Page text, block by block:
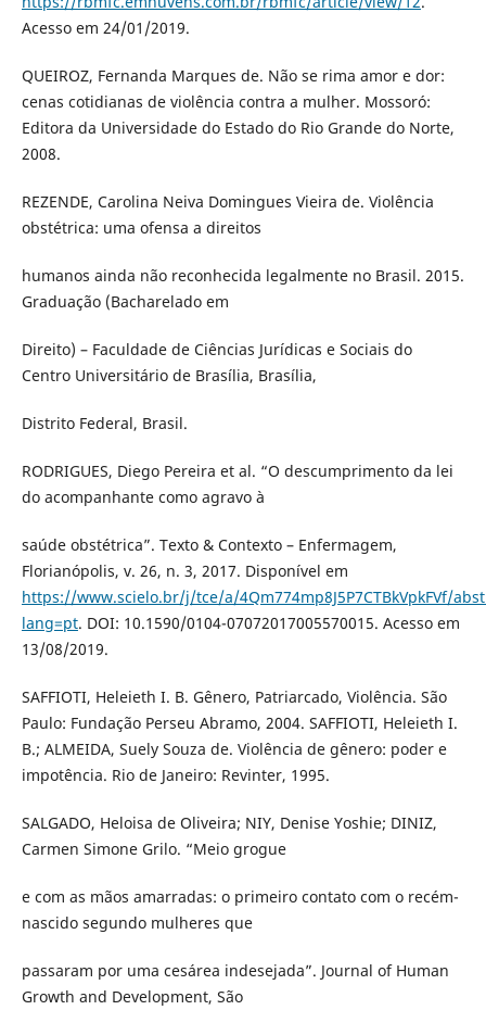
Acesso em 24/01/2019.
QUEIROZ, Fernanda Marques de. Não se rima amor e dor:
cenas cotidianas de violência contra a mulher. Mossoró:
Editora da Universidade do Estado do Rio Grande do Norte,
2008.
REZENDE, Carolina Neiva Domingues Vieira de. Violência
obstétrica: uma ofensa a direitos
humanos ainda não reconhecida legalmente no Brasil. 2015.
Graduação (Bacharelado em
Direito) – Faculdade de Ciências Jurídicas e Sociais do
Centro Universitário de Brasília, Brasília,
Distrito Federal, Brasil.
RODRIGUES, Diego Pereira et al. “O descumprimento da lei
do acompanhante como agravo à
saúde obstétrica”. Texto & Contexto – Enfermagem,
Florianópolis, v. 26, n. 3, 2017. Disponível em
https://www.scielo.br/j/tce/a/4Qm774mp8J5P7CTBkVpkFVf/
lang=pt. DOI: 10.1590/0104-07072017005570015. Acesso em
13/08/2019.
SAFFIOTI, Heleieth I. B. Gênero, Patriarcado, Violência. São
Paulo: Fundação Perseu Abramo, 2004. SAFFIOTI, Heleieth I.
B.; ALMEIDA, Suely Souza de. Violência de gênero: poder e
impotência. Rio de Janeiro: Revinter, 1995.
SALGADO, Heloisa de Oliveira; NIY, Denise Yoshie; DINIZ,
Carmen Simone Grilo. “Meio grogue
e com as mãos amarradas: o primeiro contato com o recém-
nascido segundo mulheres que
passaram por uma cesárea indesejada”. Journal of Human
Growth and Development, São